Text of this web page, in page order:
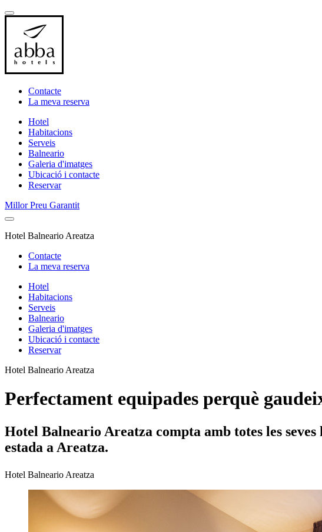
Contacte
La meva reserva
Hotel
Habitacions
Serveis
Balneario
Galeria d'imatges
Ubicació i contacte
Reservar
Millor Preu Garantit
Hotel Balneario Areatza
Contacte
La meva reserva
Hotel
Habitacions
Serveis
Balneario
Galeria d'imatges
Ubicació i contacte
Reservar
Hotel Balneario Areatza
Perfectament equipades perquè
Hotel Balneario Areatza compta amb totes les
estada a Areatza.
Hotel Balneario Areatza